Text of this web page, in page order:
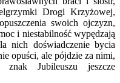
Drogi Krzyżowej,
swoich ojczyzn,
i niestabilność wypędzają
nich doświadczenie bycia
opuści, ale pójdzie za nimi,
Jubileuszu jeszcze